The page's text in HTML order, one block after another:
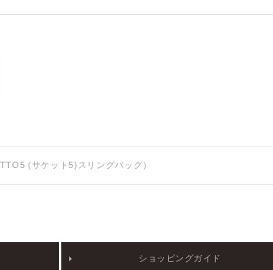
(サケット5)スリングバッグ）
ショッピングガイド